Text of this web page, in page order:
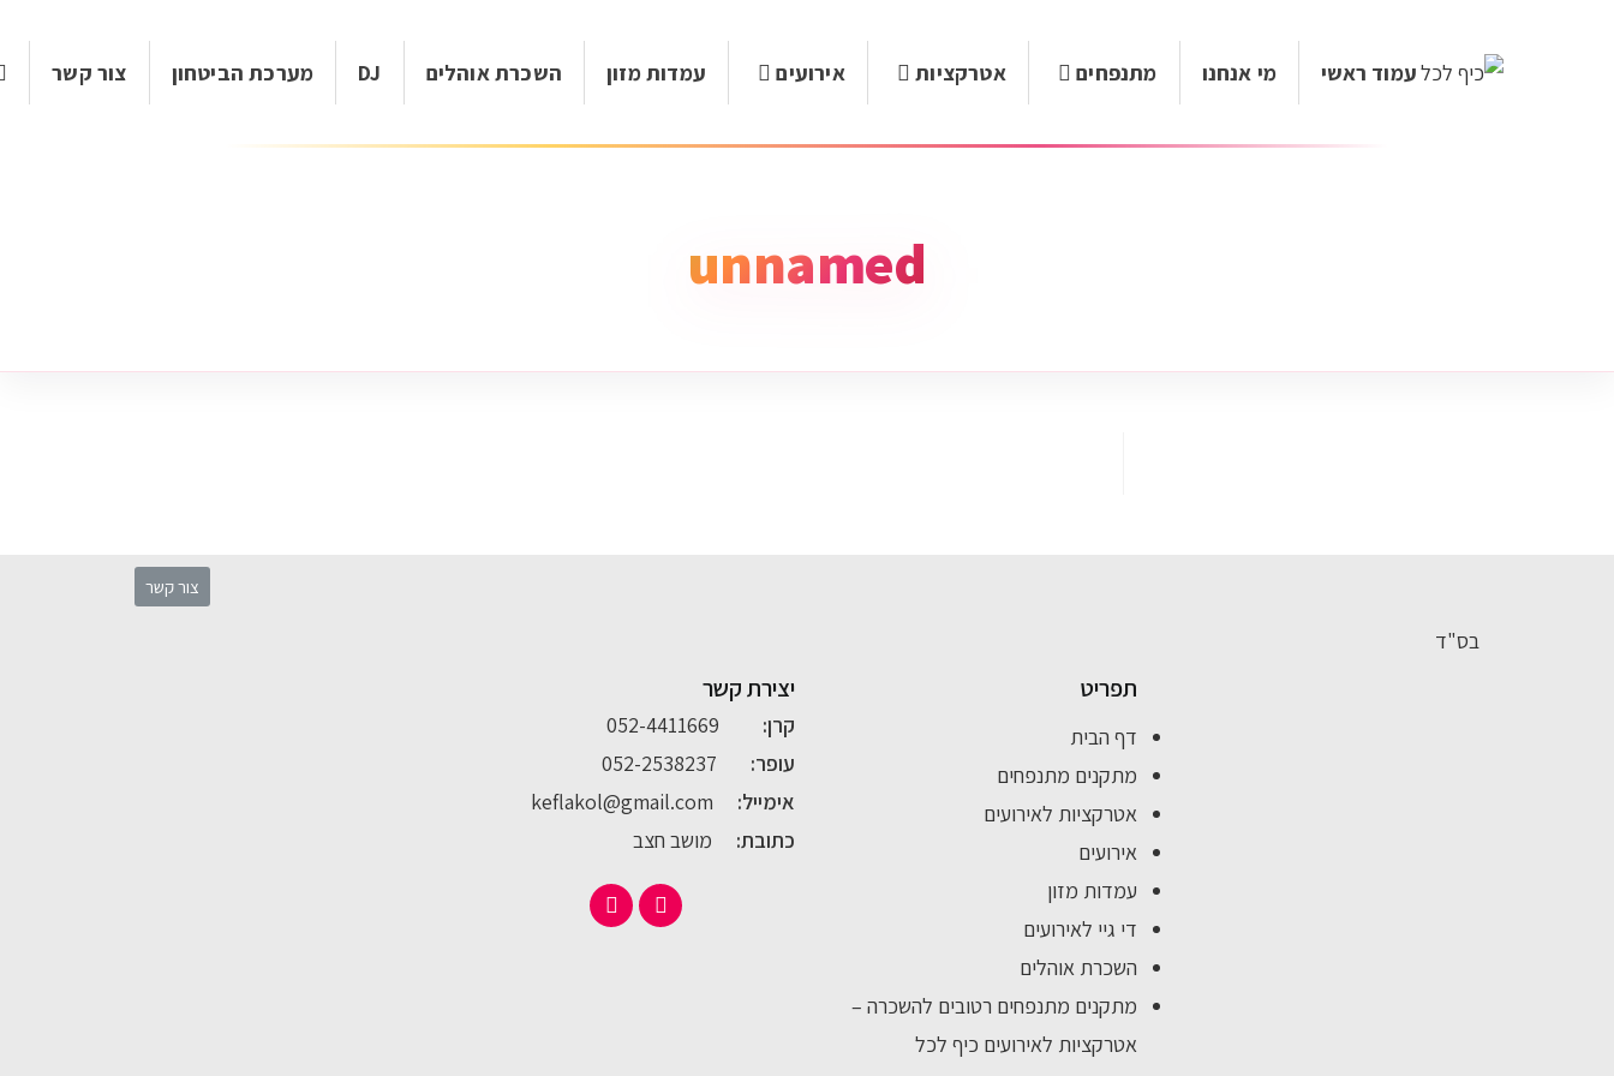
עמוד ראשי מי אנחנו מתנפחים אטרקציות אירועים עמדות מזון השכרת אוהלים DJ מערכת הביטחון צור קשר
unnamed
צור קשר
בס"ד
תפריט
דף הבית
מתקנים מתנפחים
אטרקציות לאירועים
אירועים
עמדות מזון
די גיי לאירועים
השכרת אוהלים
מתקנים מתנפחים רטובים להשכרה –
אטרקציות לאירועים כיף לכל
יצירת קשר
קרן:
052-4411669
עופר:
052-2538237
אימייל:
keflakol@gmail.com
כתובת: מושב חצב